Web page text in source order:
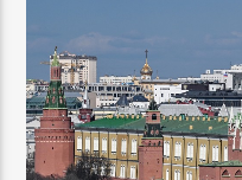
Beone Radio